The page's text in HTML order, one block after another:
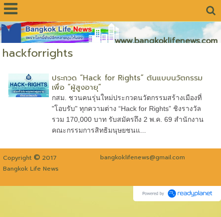
www.bangkoklifenews.com
hackforrights
ประกวด “Hack for Rights” ต้นแบบนวัตกรรม
เพื่อ “ผู้สูงอายุ”
กสม. ชวนคนรุ่นใหม่ประกวดนวัตกรรมสร้างเมืองที่
"โอบรับ" ทุกความต่าง “Hack for Rights” ชิงรางวัล
รวม 170,000 บาท รับสมัครถึง 2 พ.ค. 69 สำนักงาน
คณะกรรมการสิทธิมนุษยชนแ...
Copyright © 2017
bangkoklifenews@gmail.com
Bangkok Life News